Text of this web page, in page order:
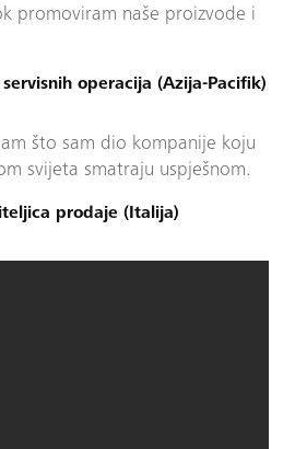
promoviram naše proizvode i
operacija (Azija-Pacifik)
što sam dio kompanije koju
svijeta smatraju uspješnom.
prodaje (Italija)